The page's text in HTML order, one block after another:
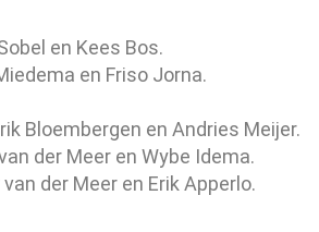
en Kees Bos.
en Friso Jorna.
Bloembergen en Andries Meijer.
der Meer en Wybe Idema.
der Meer en Erik Apperlo.